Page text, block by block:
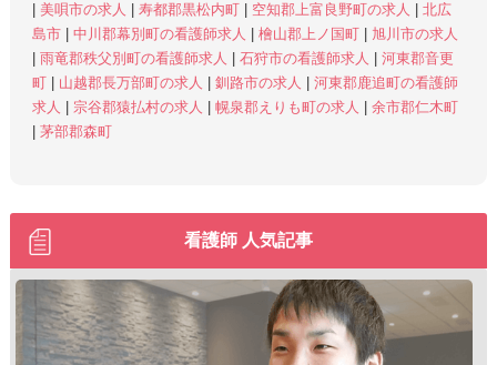
美唄市の求人 寿都郡黒松内町 空知郡上富良野町の求人
北広
島市
中川郡幕別町の看護師求人 檜山郡上ノ国町
旭川市の求人
雨竜郡秩父別町の看護師求人 石狩市の看護師求人
河東郡音更
町
山越郡長万部町の求人 釧路市の求人
河東郡鹿追町の看護師
求人
宗谷郡猿払村の求人 幌泉郡えりも町の求人
余市郡仁木町
茅部郡森町
看護師 人気記事